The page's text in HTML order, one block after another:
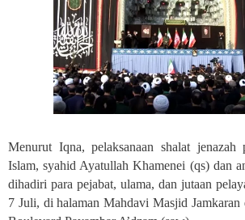
Menurut Iqna, pelaksanaan shalat jenazah
Islam, syahid Ayatullah Khamenei (qs) dan
dihadiri para pejabat, ulama, dan jutaan
7 Juli, di halaman Mahdavi Masjid Jamkaran